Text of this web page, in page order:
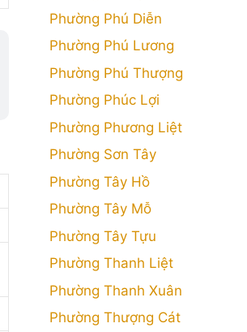
Phường Phú Diễn
Phường Phú Lương
Phường Phú Thượng
Phường Phúc Lợi
Phường Phương Liệt
Phường Sơn Tây
Phường Tây Hồ
Phường Tây Mỗ
Phường Tây Tựu
Phường Thanh Liệt
Phường Thanh Xuân
Phường Thượng Cát